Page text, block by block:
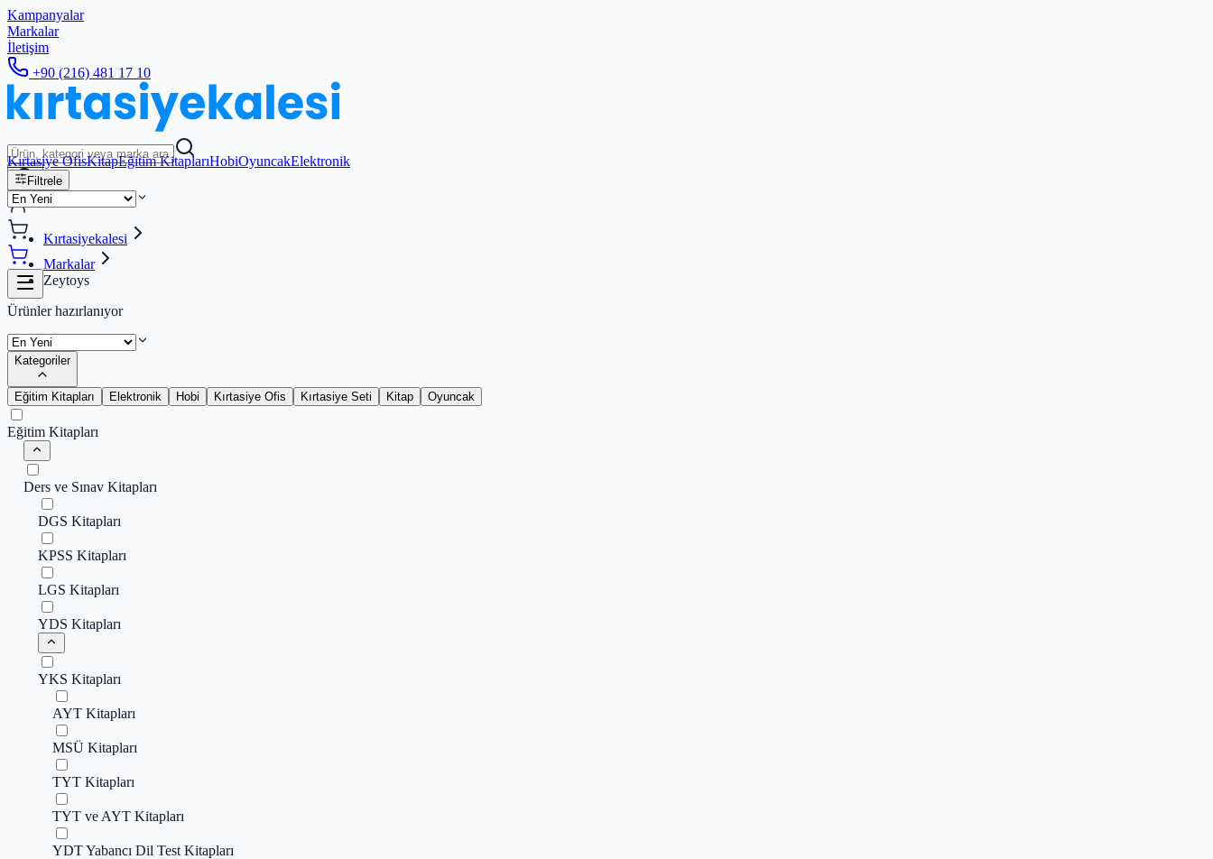
Kampanyalar
Markalar
İletişim
+90 (216) 481 17 10
Kırtasiye OfisKitapEğitim KitaplarıHobiOyuncakElektronik
Filtrele
Kırtasiyekalesi
Markalar
Zeytoys
Ürünler hazırlanıyor
Kategoriler
Eğitim Kitapları Elektronik Hobi Kırtasiye Ofis Kırtasiye Seti Kitap Oyuncak
Eğitim Kitapları
Ders ve Sınav Kitapları
DGS Kitapları
KPSS Kitapları
LGS Kitapları
YDS Kitapları
YKS Kitapları
AYT Kitapları
MSÜ Kitapları
TYT Kitapları
TYT ve AYT Kitapları
YDT Yabancı Dil Test Kitapları